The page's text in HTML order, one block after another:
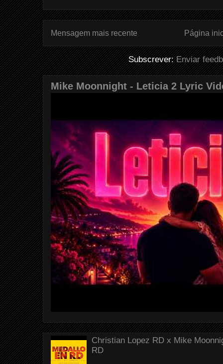
Mensagem mais recente Página
Subscrever:Enviar
Mike Moonnight - Leticia 2 Lyric
Christian Lopez RD x Mike
RD